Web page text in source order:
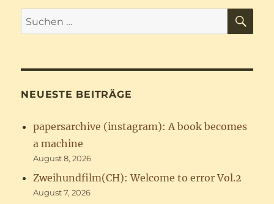
Suchen
nach:
NEUESTE BEITRÄGE
papersarchive (instagram): A book becomes
a machine
August 8, 2026
Zweihundfilm(CH): Welcome to error Vol.2
August 7, 2026